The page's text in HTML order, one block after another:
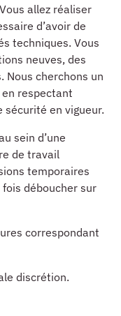
allez réaliser
d’avoir de
techniques. Vous
neuves, des
Nous cherchons un
respectant
sécurité en vigueur.
sein d’une
de travail
temporaires
déboucher sur
correspondant
discrétion.